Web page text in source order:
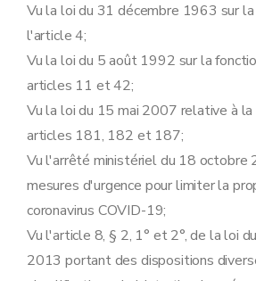
Art. 15bis
Art. 16
Art. 17
Art. 18
Art. 18bis
Transports publics
Art. 19
Chapitre 7 Enseignement
Art. 20
Chapitre 8 Frontières
Art. 21
Art. 22
Chapitre 9 Responsabilités
Art. 23
Art. 24
Art. 25
Vu la loi du 31 décembre 1963 sur
l'article 4;
Vu la loi du 5 août 1992 sur la
articles 11 et 42;
Vu la loi du 15 mai 2007 relative à
articles 181, 182 et 187;
Vu l'arrêté ministériel du 18 octobre
mesures d'urgence pour limiter la
coronavirus COVID-19;
Vu l'article 8, § 2, 1° et 2°, de la loi
2013 portant des dispositions